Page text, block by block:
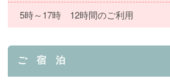
5時～17時 12時間のご利用
ご 宿 泊